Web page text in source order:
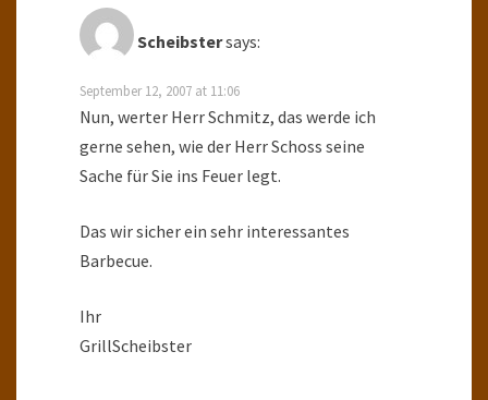
Scheibstersays:
September 12, 2007 at 11:06
Nun, werter Herr Schmitz, das werde ich
gerne sehen, wie der Herr Schoss seine
Sache für Sie ins Feuer legt.
Das wir sicher ein sehr interessantes
Barbecue.
Ihr
GrillScheibster